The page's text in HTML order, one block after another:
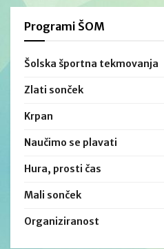
Programi ŠOM
Šolska športna tekmovanja
Zlati sonček
Krpan
Naučimo se plavati
Hura, prosti čas
Mali sonček
Organiziranost